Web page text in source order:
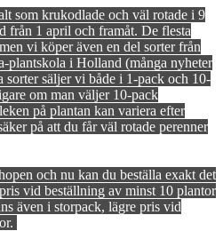
som krukodlade och väl rotade i 9
från 1 april och framåt. De flesta
vi köper även en del sorter från
plantskola i Holland (många nyheter
säljer vi både i 1-pack och 10-
om man väljer 10-pack
på plantan kan variera efter
på att du får väl rotade perenner
och nu kan du beställa exakt det
vid beställning av minst 10 plantor
även i storpack, lägre pris vid